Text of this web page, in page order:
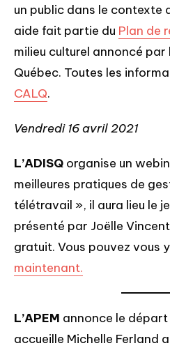
un public dans le contexte
aide fait partie du Plan de
milieu culturel annoncé
Québec. Toutes les
CALQ.
Vendredi 16 avril 2021
L’ADISQ organise un
meilleures pratiques de
télétravail », il aura lieu le
présenté par Joëlle
gratuit. Vous pouvez vous y
maintenant.
L’APEM annonce le
accueille Michelle Ferland